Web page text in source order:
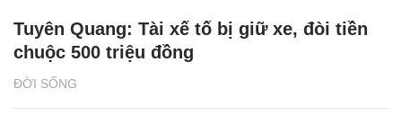
ĐỜI SỐNG
Tuyên Quang: Tài xế tố bị giữ xe, đòi tiền
chuộc 500 triệu đồng